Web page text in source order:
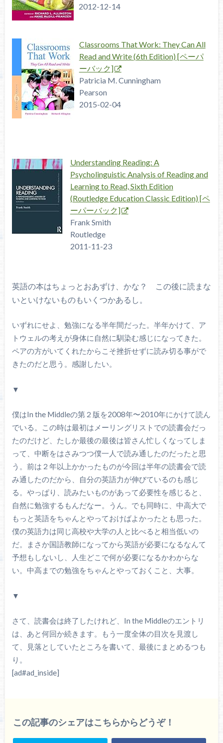
2012-12-14
Classrooms That Work: They Can All
Read and Write (6th Edition) [ペーパ
ーバック]
Patricia M. Cunningham
Pearson
2015-02-04
Understanding Reading: A
Psycholinguistic Analysis of Reading and
Learning to Read, Sixth Edition
(Routledge Education Classic Edition) [ペ
ーパーバック]
Frank Smith
Routledge
2011-11-23
英語の本はちょっとおあずけ、かな？ この後に読まな
いといけないものもいくつかあるし。
いずれにせよ、勉強になる半年間だった。半年かけて、ア
トウェルの考えが身体に自然に馴染む感じになってきた。
ペアの方がいてくれたからこそ挫折せずに読み切る事がで
きたのだと思う。感謝したい。
▼
僕はIn the Middleの第２版を2008年〜2010年にかけて読ん
でいる。この時は最初はメーリングリストでの読書会だっ
たのだけど、たしか最後の最後は皆さん忙しくなってしま
って、中断をはさみつつ僕一人で読み通したのだったと思
う。前は２年以上かかったものが今回は半年の読書会で読
み通したのだから、自分の英語力が伸びているのも感じ
る。やっぱり、読みたいものがあって必要性を感じると、
自然に勉強するもんだなー。うん。でも同時に、中高大で
もっと英語をちゃんとやっておけばよかったとも思った。
僕の英語力は同じ高校や大学の人と比べると相当低いの
だ。まさか国語教師になってから英語が必要になるなんて
予想もしないし、人生どこで何が必要になるかわからな
い。中高までの勉強をちゃんとやっておくこと、大事。
▼
さて、読書会は終了したけれど、In the Middleのエントリ
は、あと何回か続きます。もう一度全体の目次を見渡し
て、見落としていたところを書いて、最後にまとめるつも
り。
[ad#ad_inside]
この記事のシェアはこちらからどうぞ！